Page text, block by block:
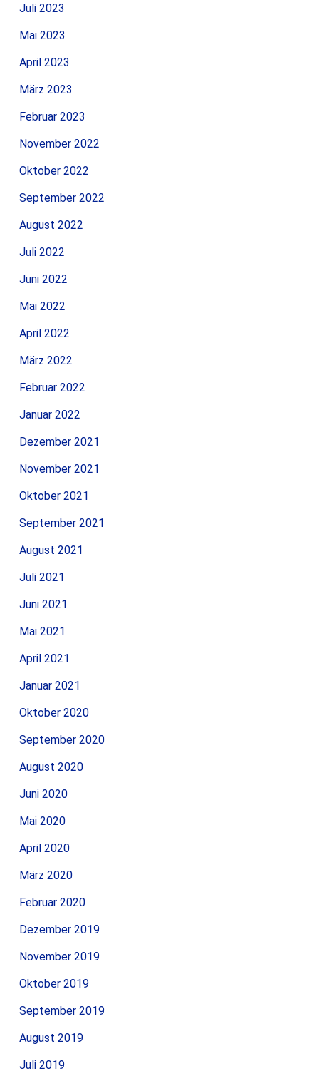
Juli 2023
Mai 2023
April 2023
März 2023
Februar 2023
November 2022
Oktober 2022
September 2022
August 2022
Juli 2022
Juni 2022
Mai 2022
April 2022
März 2022
Februar 2022
Januar 2022
Dezember 2021
November 2021
Oktober 2021
September 2021
August 2021
Juli 2021
Juni 2021
Mai 2021
April 2021
Januar 2021
Oktober 2020
September 2020
August 2020
Juni 2020
Mai 2020
April 2020
März 2020
Februar 2020
Dezember 2019
November 2019
Oktober 2019
September 2019
August 2019
Juli 2019